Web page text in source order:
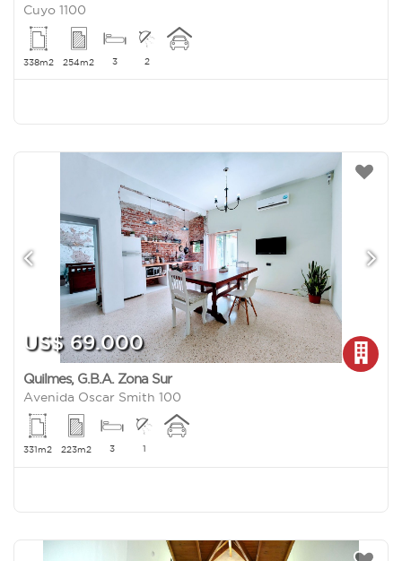
Cuyo 1100
338m2 254m2 3 2
US$ 69.000
Quilmes, G.B.A. Zona Sur
Avenida Oscar Smith 100
331m2 223m2 3 1